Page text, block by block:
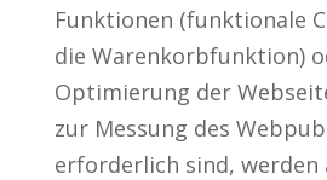
Funktionen (funktionale
die Warenkorbfunktion)
Optimierung der
zur Messung des
erforderlich sind, werden